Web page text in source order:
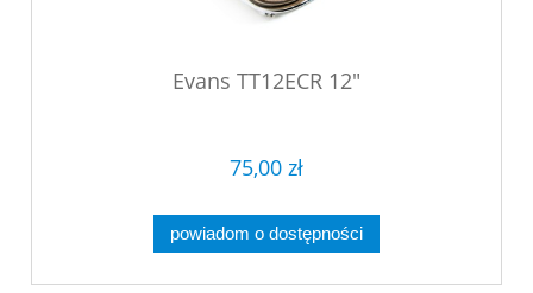
Evans TT12ECR 12"
75,00 zł
powiadom o dostępności